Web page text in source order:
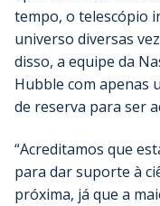
tempo, o telescópio
universo diversas
disso, a equipe da
Hubble com apenas
de reserva para ser
“Acreditamos que
para dar suporte à
próxima, já que a